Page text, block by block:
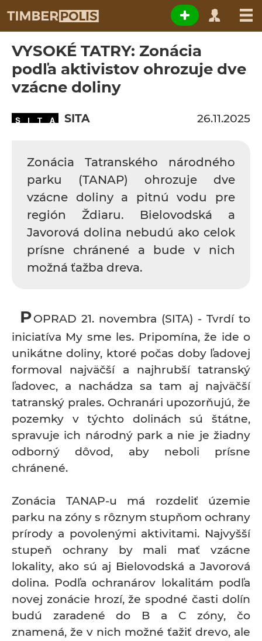
VYSOKÉ TATRY: Zonácia
podľa aktivistov ohrozuje dve
vzácne doliny
SITA 26.11.2025
Zonácia Tatranského národného
parku (TANAP) ohrozuje dve
vzácne doliny a pitnú vodu pre
región Ždiaru. Bielovodská a
Javorová dolina nebudú ako celok
prísne chránené a bude v nich
možná ťažba dreva.
POPRAD 21. novembra (SITA) - Tvrdí to
iniciatíva My sme les. Pripomína, že ide o
unikátne doliny, ktoré počas doby ľadovej
formoval najväčší a najhrubší tatranský
ľadovec, a nachádza sa tam aj najväčší
tatranský prales. Ochranári upozorňujú, že
pozemky v týchto dolinách sú štátne,
spravuje ich národný park a nie je žiadny
odborný dôvod, aby neboli prísne
chránené.
Zonácia TANAP-u má rozdeliť územie
parku na zóny s rôznym stupňom ochrany
prírody a povolenými aktivitami. Najvyšší
stupeň ochrany by mali mať vzácne
lokality, ako sú aj Bielovodská a Javorová
dolina. Podľa ochranárov lokalitám podľa
novej zonácie hrozí, že spodné časti dolín
budú zaradené do B a C zóny, čo
znamená, že v nich možné ťažiť drevo, ale